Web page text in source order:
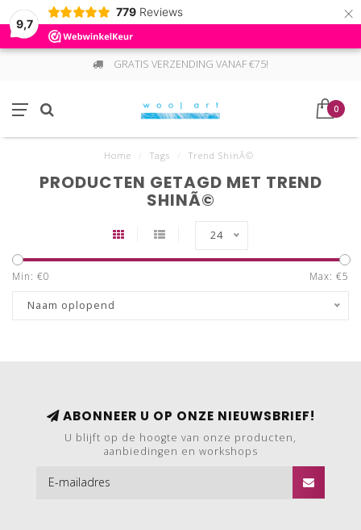
9,7
779 Reviews ×
GRATIS VERZENDING VANAF €75!
0
Home Tags Trend ShinÃ©
PRODUCTEN GETAGD MET TREND
SHINÃ©
24
Min: €0 Max: €5
Naam oplopend
ABONNEER U OP ONZE NIEUWSBRIEF!
U blijft op de hoogte van onze producten,
aanbiedingen en workshops